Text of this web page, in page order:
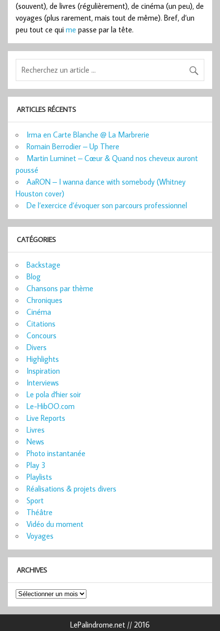
(souvent), de livres (régulièrement), de cinéma (un peu), de
voyages (plus rarement, mais tout de même). Bref, d’un
peu tout ce qui me passe par la tête.
ARTICLES RÉCENTS
Irma en Carte Blanche @ La Marbrerie
Romain Berrodier – Up There
Martin Luminet – Cœur & Quand nos cheveux auront
poussé
AaRON – I wanna dance with somebody (Whitney
Houston cover)
De l’exercice d’évoquer son parcours professionnel
CATÉGORIES
Backstage
Blog
Chansons par thème
Chroniques
Cinéma
Citations
Concours
Divers
Highlights
Inspiration
Interviews
Le pola d'hier soir
Le-HibOO.com
Live Reports
Livres
News
Photo instantanée
Play 3
Playlists
Réalisations & projets divers
Sport
Théâtre
Vidéo du moment
Voyages
ARCHIVES
Archives
LePalindrome.net // 2016